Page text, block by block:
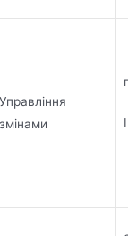
Управління
змінами